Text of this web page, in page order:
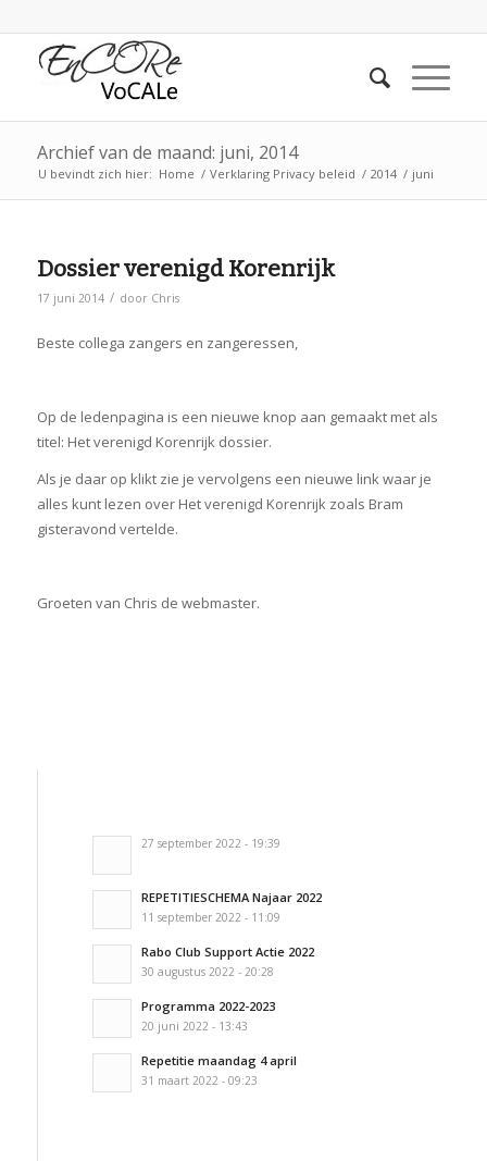
Archief van de maand: juni, 2014
U bevindt zich hier: Home / Verklaring Privacy beleid / 2014 / juni
Dossier verenigd Korenrijk
17 juni 2014 / door Chris
Beste collega zangers en zangeressen,
Op de ledenpagina is een nieuwe knop aan gemaakt met als
titel: Het verenigd Korenrijk dossier.
Als je daar op klikt zie je vervolgens een nieuwe link waar je
alles kunt lezen over Het verenigd Korenrijk zoals Bram
gisteravond vertelde.
Groeten van Chris de webmaster.
27 september 2022 - 19:39
REPETITIESCHEMA Najaar 2022
11 september 2022 - 11:09
Rabo Club Support Actie 2022
30 augustus 2022 - 20:28
Programma 2022-2023
20 juni 2022 - 13:43
Repetitie maandag 4 april
31 maart 2022 - 09:23